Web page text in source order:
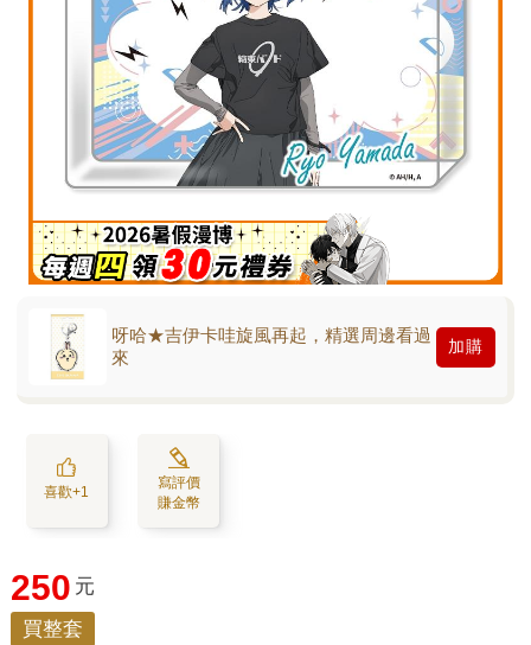
呀哈★吉伊卡哇旋風再起，精選周邊看過
來
加購
喜歡+1
寫評價
賺金幣
250 元
買整套